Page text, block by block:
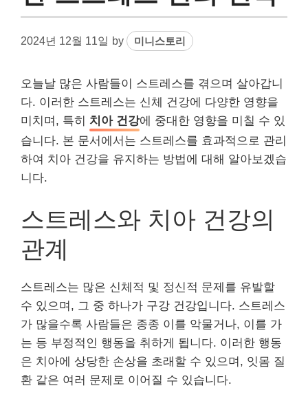
2024년 12월 11일 by 미니스토리
오늘날 많은 사람들이 스트레스를 겪으며 살아갑니
다. 이러한 스트레스는 신체 건강에 다양한 영향을
미치며, 특히 치아 건강에 중대한 영향을 미칠 수 있
습니다. 본 문서에서는 스트레스를 효과적으로 관리
하여 치아 건강을 유지하는 방법에 대해 알아보겠습
니다.
스트레스와 치아 건강의
관계
스트레스는 많은 신체적 및 정신적 문제를 유발할
수 있으며, 그 중 하나가 구강 건강입니다. 스트레스
가 많을수록 사람들은 종종 이를 악물거나, 이를 가
는 등 부정적인 행동을 취하게 됩니다. 이러한 행동
은 치아에 상당한 손상을 초래할 수 있으며, 잇몸 질
환 같은 여러 문제로 이어질 수 있습니다.